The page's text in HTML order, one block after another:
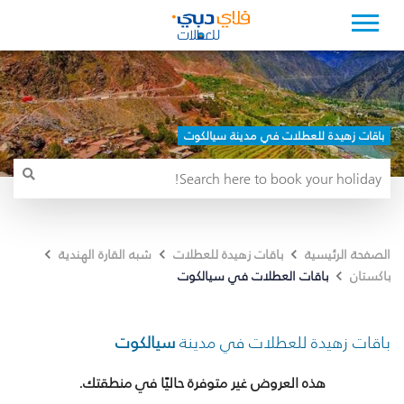
باقات زهيدة للعطلات في مدينة سيالكوت
الصفحة الرئيسية باقات زهيدة للعطلات
شبه القارة الهندية
باكستان
باقات العطلات في سيالكوت
باقات زهيدة للعطلات في مدينةسيالكوت
هذه العروض غير متوفرة حاليًا في منطقتك.